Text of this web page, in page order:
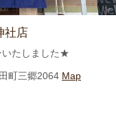
♪土と炎の香り 信楽
社店
たしました★
町三郷2064 Map